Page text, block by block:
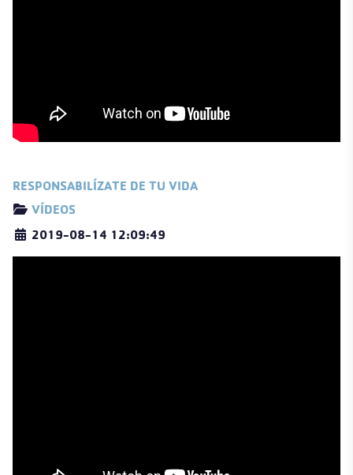
RESPONSABILÍZATE DE TU VIDA
Detalles
VÍDEOS
2019-08-14 12:09:49